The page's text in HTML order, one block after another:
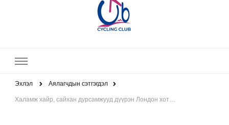
Эхлэл Аялагчдын сэтгэгдэл
Халамж хайр, сайхан дурсамжууд дүүрэн Лондон хот…